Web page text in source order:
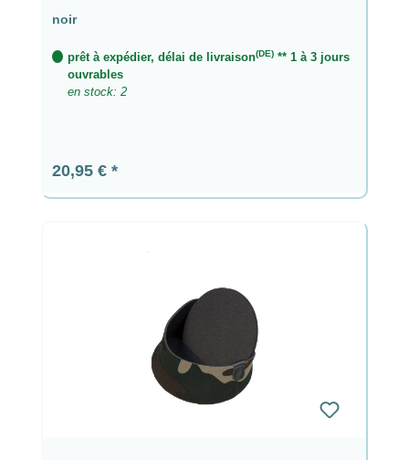
noir
prêt à expédier, délai de livraison(DE)** 1 à 3 jours
ouvrables
en stock: 2
Prix régulier :
20,95 €